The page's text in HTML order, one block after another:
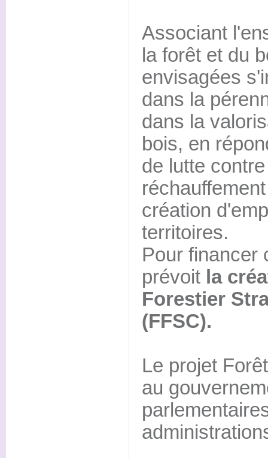
Associant
la forêt et du
envisagées
dans la
dans la
bois, en
de lutte
création
territoires.
Pour financer
prévoit la
Forestier
(FFSC).
Le projet
au